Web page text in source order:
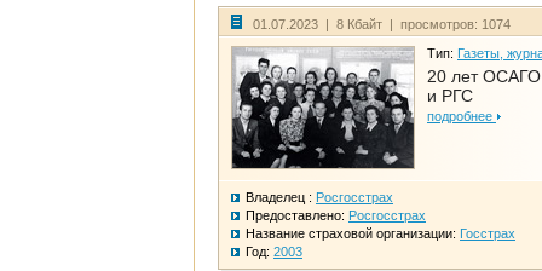
01.07.2023 | 8 Кбайт | просмотров: 1074
Тип: Газеты,
20 лет
и РГС
подробнее
Владелец : Росгосстрах
Предоставлено: Росгосстрах
Название страховой организации: Госстрах
Год: 2003